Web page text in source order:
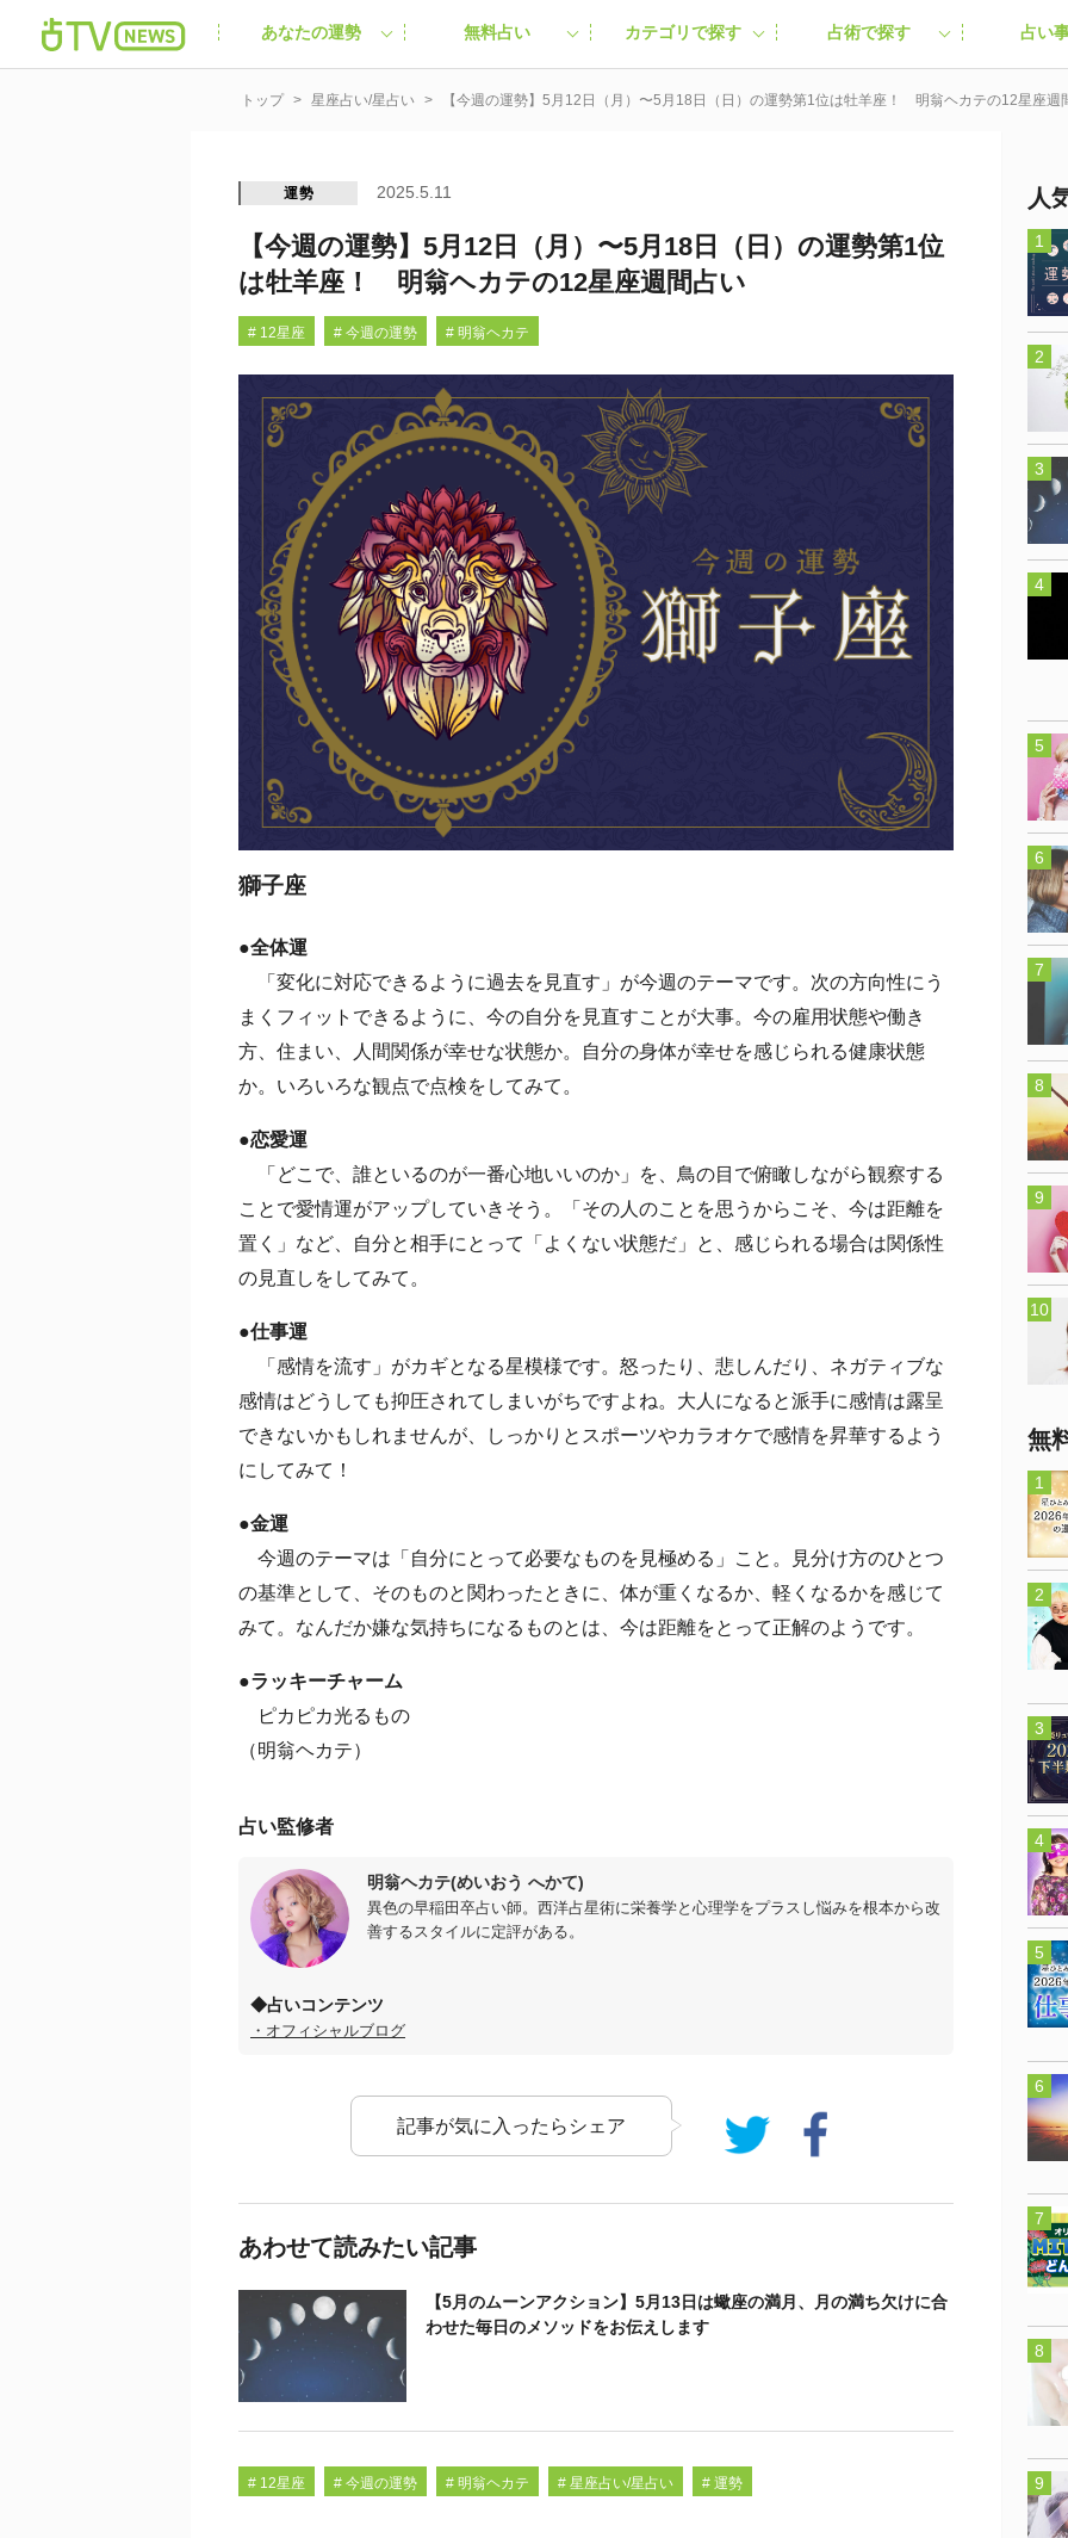
あなたの運勢 無料占い カテゴリで探す 占術で探す 占い
運勢 2025.5.11
【今週の運勢】5月12日（月）〜5月18日（日）の運勢第1位
は牡羊座！ 明翁ヘカテの12星座週間占い
# 12星座 # 今週の運勢 # 明翁ヘカテ
獅子座
●全体運
「変化に対応できるように過去を見直す」が今週のテーマです。次の方向性にう
まくフィットできるように、今の自分を見直すことが大事。今の雇用状態や働き
方、住まい、人間関係が幸せな状態か。自分の身体が幸せを感じられる健康状態
か。いろいろな観点で点検をしてみて。
●恋愛運
「どこで、誰といるのが一番心地いいのか」を、鳥の目で俯瞰しながら観察する
ことで愛情運がアップしていきそう。「その人のことを思うからこそ、今は距離を
置く」など、自分と相手にとって「よくない状態だ」と、感じられる場合は関係性
の見直しをしてみて。
●仕事運
「感情を流す」がカギとなる星模様です。怒ったり、悲しんだり、ネガティブな
感情はどうしても抑圧されてしまいがちですよね。大人になると派手に感情は露呈
できないかもしれませんが、しっかりとスポーツやカラオケで感情を昇華するよう
にしてみて！
●金運
今週のテーマは「自分にとって必要なものを見極める」こと。見分け方のひとつ
の基準として、そのものと関わったときに、体が重くなるか、軽くなるかを感じて
みて。なんだか嫌な気持ちになるものとは、今は距離をとって正解のようです。
●ラッキーチャーム
ピカピカ光るもの
（明翁ヘカテ）
占い監修者
明翁ヘカテ(めいおう へかて)
異色の早稲田卒占い師。西洋占星術に栄養学と心理学をプラスし悩みを根本から改
善するスタイルに定評がある。
◆占いコンテンツ
・オフィシャルブログ
記事が気に入ったらシェア
あわせて読みたい記事
【5月のムーンアクション】5月13日は蠍座の満月、月の満ち欠けに合
わせた毎日のメソッドをお伝えします
# 12星座 # 今週の運勢 # 明翁ヘカテ # 星座占い/星占い # 運勢
人
無
トップ 星座占い/星占い 【今週の運勢】5月12日（月）〜5月18日（日）の運勢第1位は牡羊座！ 明翁ヘカテの12星座週